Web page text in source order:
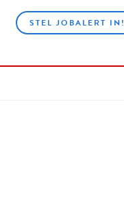
STEL JOBALERT IN!